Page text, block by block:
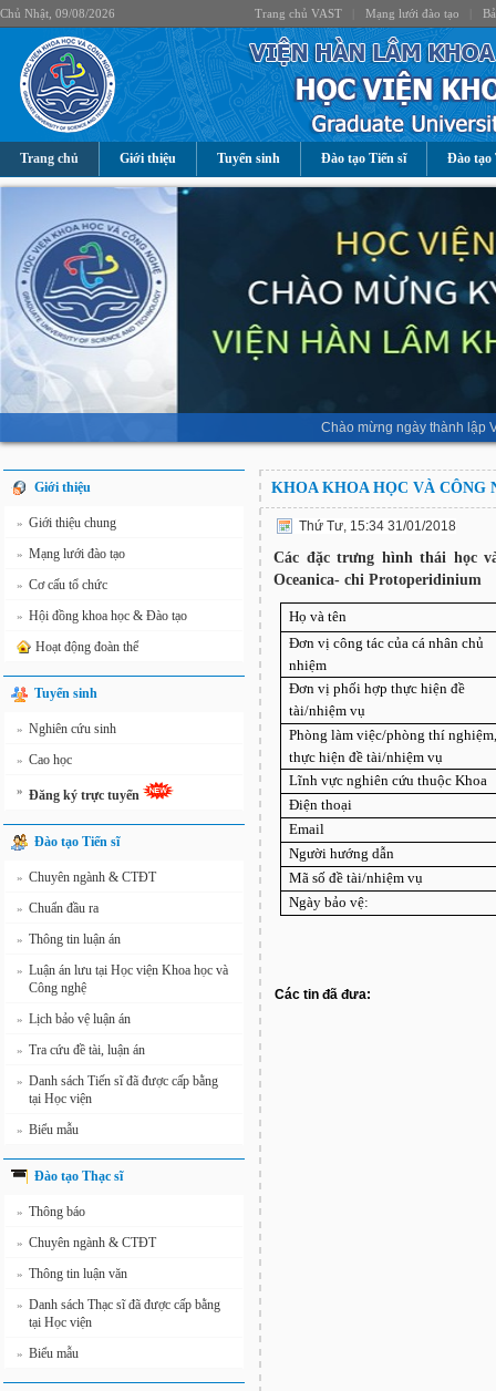
Chủ Nhật, 09/08/2026 Trang chủ VAST Mạng lưới đào tạo
Trang chủ Giới thiệu Tuyển sinh Đào tạo Tiến sĩ Đào tạo
Chào mừng ngày thành lập
Giới thiệu
» Giới thiệu chung
» Mạng lưới đào tạo
» Cơ cấu tổ chức
» Hội đồng khoa học & Đào tạo
Hoạt động đoàn thể
Tuyển sinh
» Nghiên cứu sinh
» Cao học
» Đăng ký trực tuyến
Đào tạo Tiến sĩ
» Chuyên ngành & CTĐT
» Chuẩn đầu ra
» Thông tin luận án
» Luận án lưu tại Học viện Khoa học và
Công nghệ
» Lịch bảo vệ luận án
» Tra cứu đề tài, luận án
» Danh sách Tiến sĩ đã được cấp bằng
tại Học viện
» Biểu mẫu
Đào tạo Thạc sĩ
» Thông báo
» Chuyên ngành & CTĐT
» Thông tin luận văn
» Danh sách Thạc sĩ đã được cấp bằng
tại Học viện
» Biểu mẫu
KHOA KHOA HỌC VÀ CÔNG
Thứ Tư, 15:34 31/01/2018
Các đặc trưng hình thái học
Oceanica- chi Protoperidinium
Họ và tên
Đơn vị công tác của cá nhân chủ
nhiệm
Đơn vị phối hợp thực hiện đề
tài/nhiệm vụ
Phòng làm việc/phòng thí
thực hiện đề tài/nhiệm vụ
Lĩnh vực nghiên cứu thuộc Khoa
Điện thoại
Email
Người hướng dẫn
Mã số đề tài/nhiệm vụ
Ngày bảo vệ:
Các tin đã đưa: